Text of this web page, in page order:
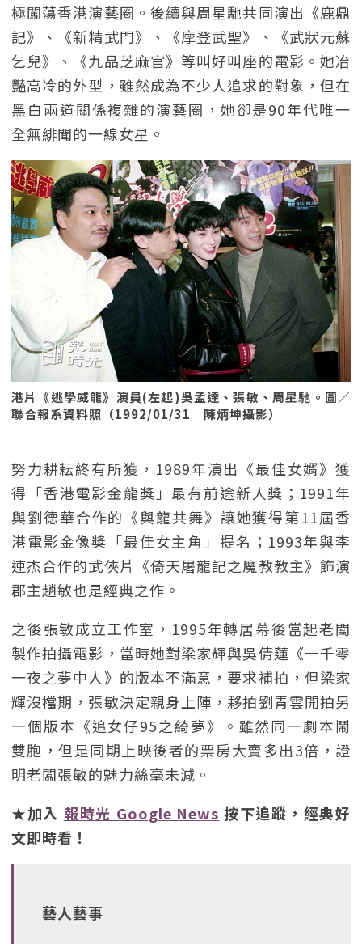
極闖蕩香港演藝圈。後續與周星馳共同演出《鹿鼎
記》、《新精武門》、《摩登武聖》、《武狀元蘇
乞兒》、《九品芝麻官》等叫好叫座的電影。她冶
豔高冷的外型，雖然成為不少人追求的對象，但在
黑白兩道關係複雜的演藝圈，她卻是90年代唯一
全無緋聞的一線女星。
港片《逃學威龍》演員(左起)吳孟達、張敏、周星馳。圖／
聯合報系資料照（1992/01/31 陳炳坤攝影）
努力耕耘終有所獲，1989年演出《最佳女婿》獲
得「香港電影金龍獎」最有前途新人獎；1991年
與劉德華合作的《與龍共舞》讓她獲得第11屆香
港電影金像獎「最佳女主角」提名；1993年與李
連杰合作的武俠片《倚天屠龍記之魔教教主》飾演
郡主趙敏也是經典之作。
之後張敏成立工作室，1995年轉居幕後當起老闆
製作拍攝電影，當時她對梁家輝與吳倩蓮《一千零
一夜之夢中人》的版本不滿意，要求補拍，但梁家
輝沒檔期，張敏決定親身上陣，夥拍劉青雲開拍另
一個版本《追女仔95之綺夢》。雖然同一劇本鬧
雙胞，但是同期上映後者的票房大賣多出3倍，證
明老闆張敏的魅力絲毫未減。
★加入 報時光 Google News 按下追蹤，經典好
文即時看！
藝人藝事